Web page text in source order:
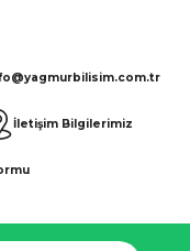
İletişim Bilgilerimiz